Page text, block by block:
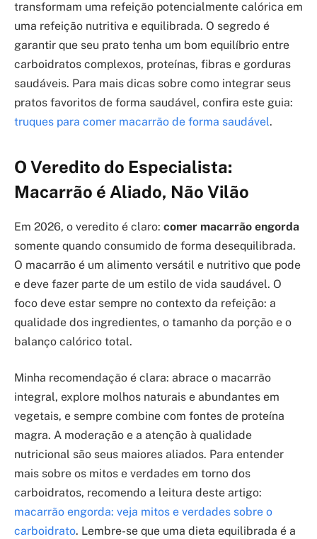
transformam uma refeição potencialmente calórica em
uma refeição nutritiva e equilibrada. O segredo é
garantir que seu prato tenha um bom equilíbrio entre
carboidratos complexos, proteínas, fibras e gorduras
saudáveis. Para mais dicas sobre como integrar seus
pratos favoritos de forma saudável, confira este guia:
truques para comer macarrão de forma saudável.
O Veredito do Especialista:
Macarrão é Aliado, Não Vilão
Em 2026, o veredito é claro: comer macarrão engorda
somente quando consumido de forma desequilibrada.
O macarrão é um alimento versátil e nutritivo que pode
e deve fazer parte de um estilo de vida saudável. O
foco deve estar sempre no contexto da refeição: a
qualidade dos ingredientes, o tamanho da porção e o
balanço calórico total.
Minha recomendação é clara: abrace o macarrão
integral, explore molhos naturais e abundantes em
vegetais, e sempre combine com fontes de proteína
magra. A moderação e a atenção à qualidade
nutricional são seus maiores aliados. Para entender
mais sobre os mitos e verdades em torno dos
carboidratos, recomendo a leitura deste artigo:
macarrão engorda: veja mitos e verdades sobre o
carboidrato. Lembre-se que uma dieta equilibrada é a